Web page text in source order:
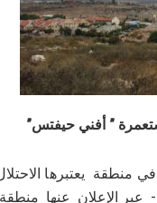
يعتبرها الاحتلال